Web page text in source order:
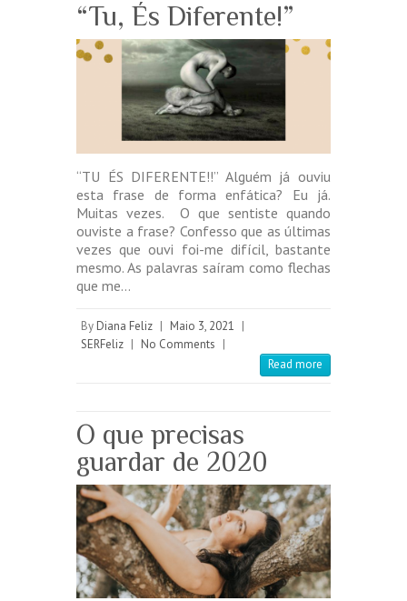
“Tu, És Diferente!”
“TU ÉS DIFERENTE!!” Alguém já ouviu
esta frase de forma enfática? Eu já.
Muitas vezes. O que sentiste quando
ouviste a frase? Confesso que as últimas
vezes que ouvi foi-me difícil, bastante
mesmo. As palavras saíram como flechas
que me…
By Diana Feliz | Maio 3, 2021 |
SERFeliz | No Comments |
Read more
O que precisas
guardar de 2020